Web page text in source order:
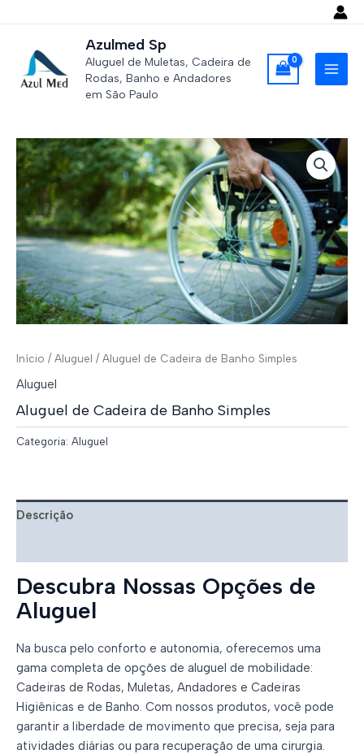
conteúdo
Azulmed Sp
Aluguel de Muletas, Cadeira de
Rodas, Banho e Andadores
em São Paulo
MAIN
Início / Aluguel / Aluguel de Cadeira de Banho Simples
Aluguel
Aluguel de Cadeira de Banho Simples
Categoria: Aluguel
Descrição
Descubra Nossas Opções de
Aluguel
Na busca pelo conforto e autonomia, oferecemos uma
gama completa de opções de aluguel de mobilidade:
Cadeiras de Rodas, Muletas, Andadores e Cadeiras
Higiênicas e de Banho. Com nossos produtos, você pode
garantir a liberdade de movimento que precisa, seja para
atividades diárias ou para recuperação de uma cirurgia.